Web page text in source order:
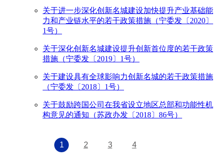
关于进一步深化创新名城建设加快提升产业基础能
力和产业链水平的若干政策措施（宁委发〔2020〕
1号）
关于深化创新名城建设提升创新首位度的若干政策
措施（宁委发〔2019〕1号）
关于建设具有全球影响力创新名城的若干政策措施
（宁委发〔2018〕1号）
关于鼓励跨国公司在我省设立地区总部和功能性机
构意见的通知（苏政办发〔2018〕86号）
1 2 3 4